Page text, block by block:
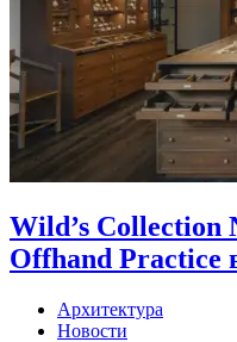
Wild’s Collection
Offhand Practice
Архитектура
Новости